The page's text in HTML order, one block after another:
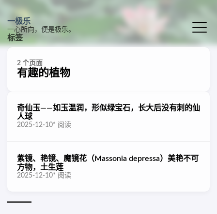
一极乐
一心所向，便是极乐。
标签
2 个页面
有趣的植物
奇仙玉——如玉温润，形似绿宝石，长大后没有刺的仙
人球
2025-12-10* 阅读
紫镜、艳镜、魔镜花（Massonia depressa）美艳不可
方物，土生莲
2025-12-10* 阅读